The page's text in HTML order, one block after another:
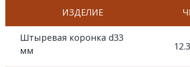
ИЗДЕЛИЕ
Штыревая коронка d33
мм